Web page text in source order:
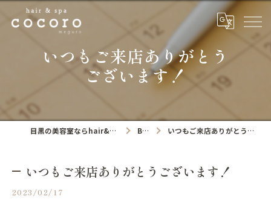
いつもご来店ありがとう
ございます！
目黒の美容室ならhair&spa cocoro Blog いつもご来店ありがとうございます！
いつもご来店ありがとうございます！
2023/02/17